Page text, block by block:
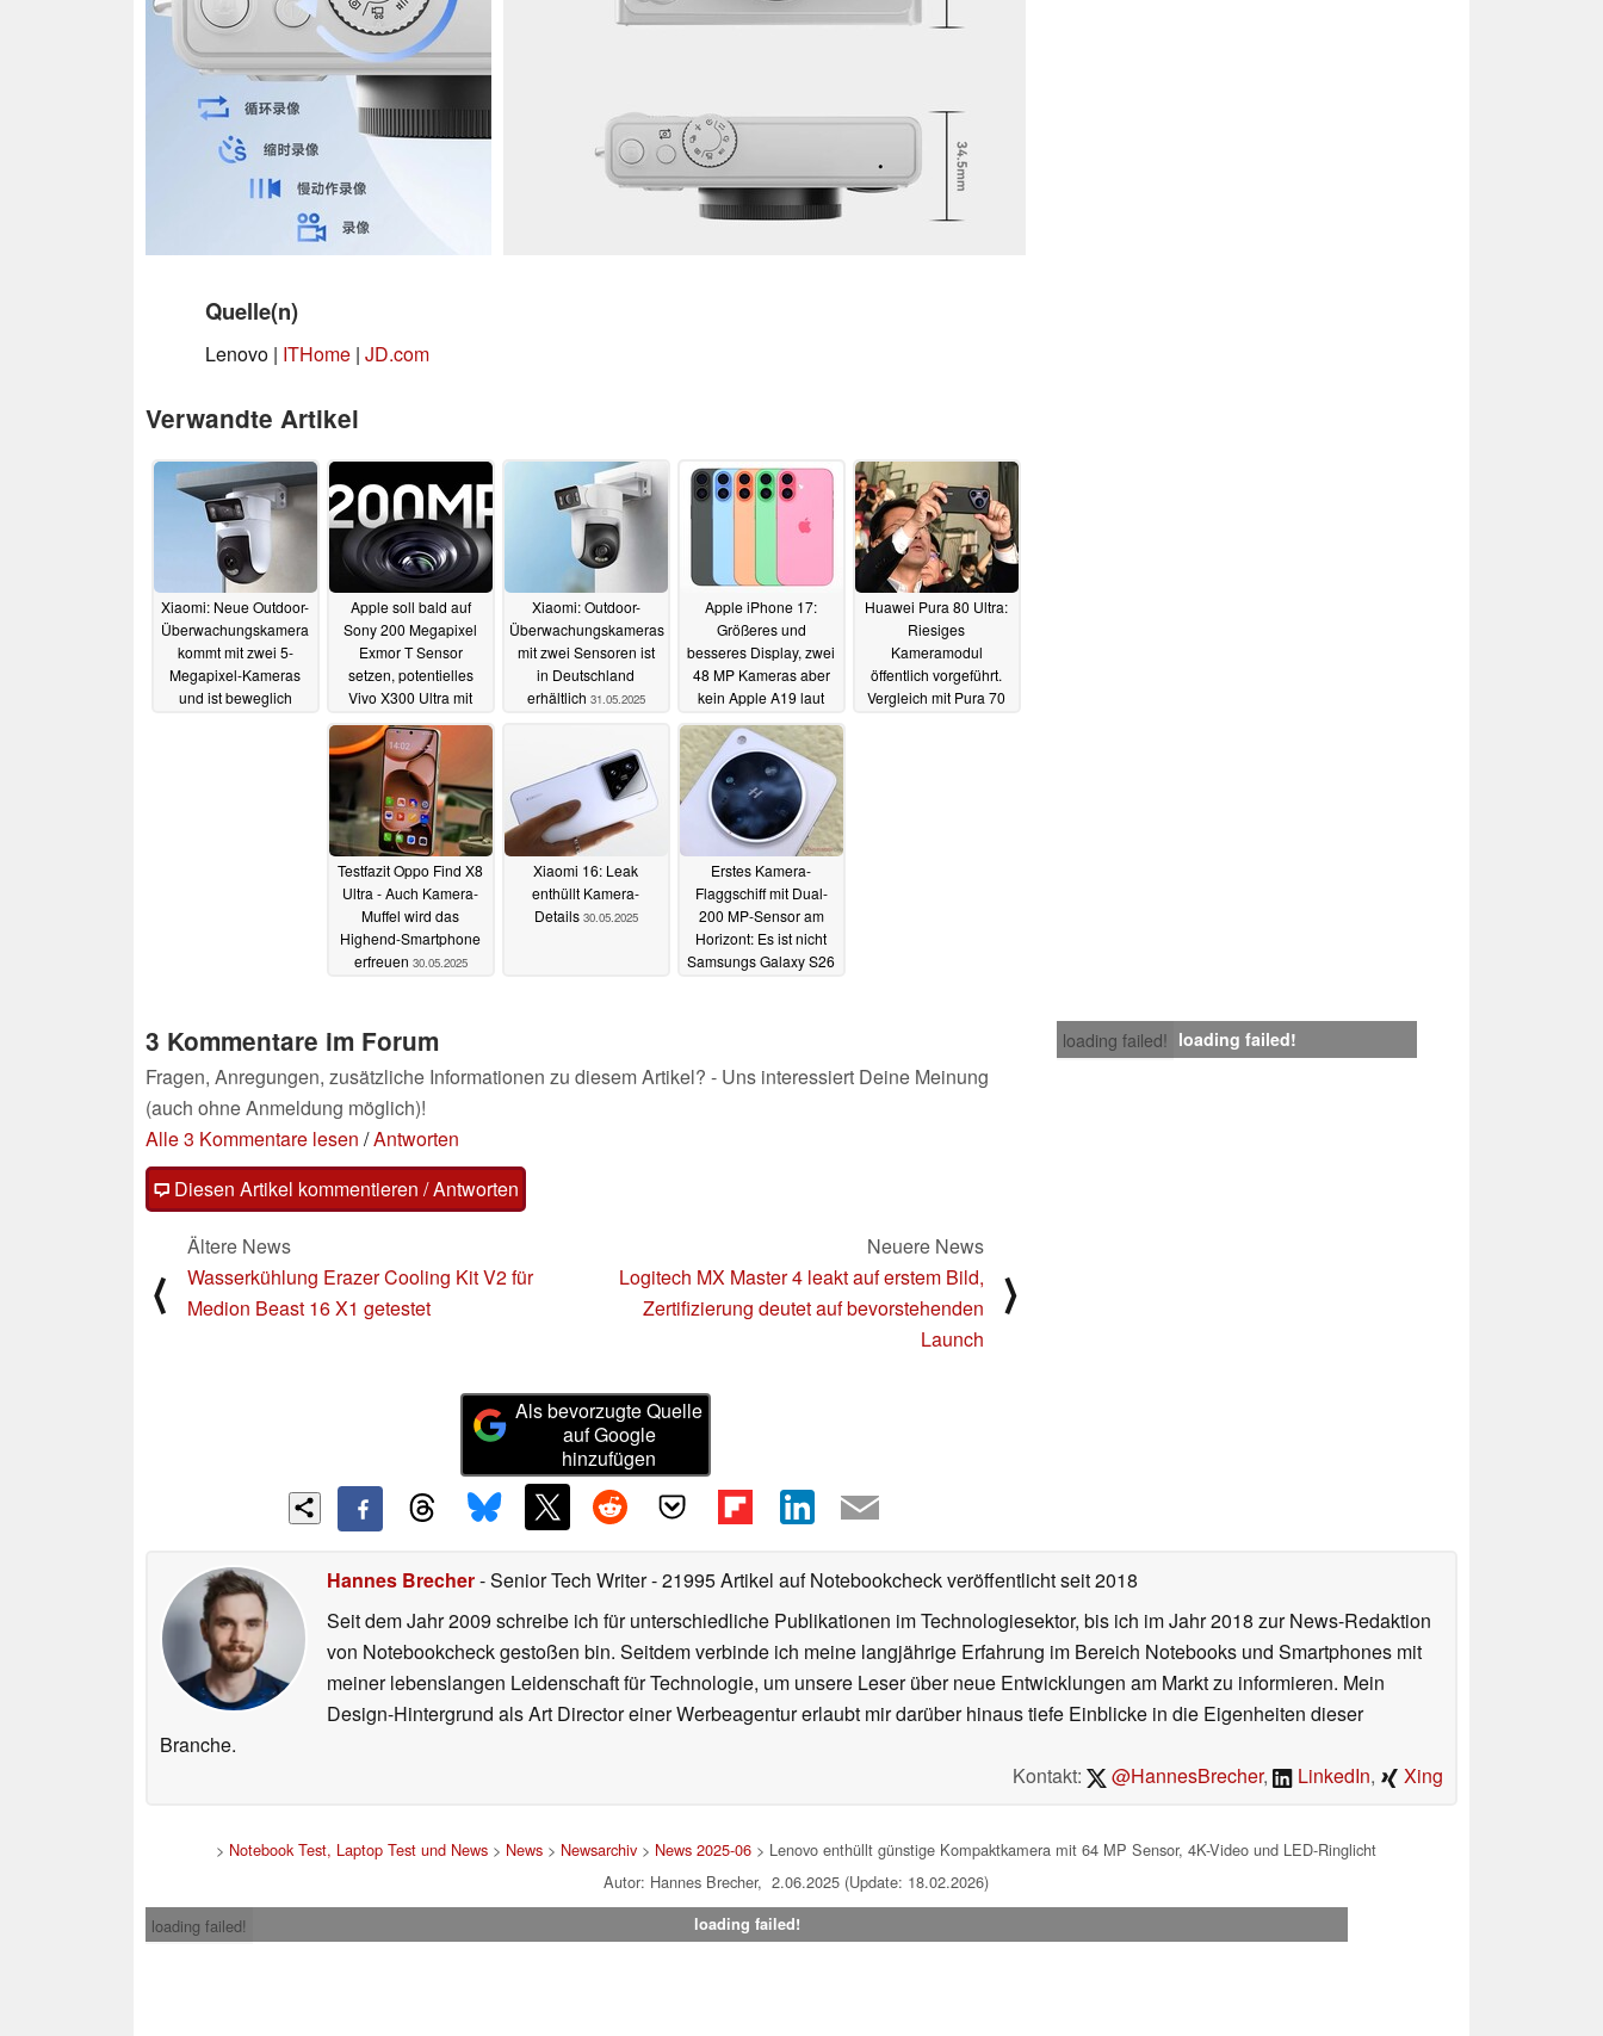
Quelle(n)
Lenovo | ITHome | JD.com
Verwandte Artikel
Xiaomi: Neue Outdoor-
Überwachungskamera
kommt mit zwei 5-
Megapixel-Kameras
und ist beweglich
Apple soll bald auf
Sony 200 Megapixel
Exmor T Sensor
setzen, potentielles
Vivo X300 Ultra mit
geplant01.06.2025
Xiaomi: Outdoor-
Überwachungskameras
mit zwei Sensoren ist
in Deutschland
erhältlich 31.05.2025
Apple iPhone 17:
Größeres und
besseres Display, zwei
48 MP Kameras aber
kein Apple A19 laut
31.05.2025
Huawei Pura 80 Ultra:
Riesiges
Kameramodul
öffentlich vorgeführt.
Vergleich mit Pura 70
Testfazit Oppo Find X8
Ultra - Auch Kamera-
Muffel wird das
Highend-Smartphone
erfreuen 30.05.2025
Xiaomi 16: Leak
enthüllt Kamera-
Details 30.05.2025
Erstes Kamera-
Flaggschiff mit Dual-
200 MP-Sensor am
Horizont: Es ist nicht
Samsungs Galaxy S26
loading failed! loading failed!
3 Kommentare im Forum
Fragen, Anregungen, zusätzliche Informationen zu diesem Artikel? - Uns interessiert Deine Meinung
(auch ohne Anmeldung möglich)!
Alle 3 Kommentare lesen /Antworten
Diesen Artikel kommentieren / Antworten
⟨
Ältere News
Wasserkühlung Erazer Cooling Kit V2 für
Medion Beast 16 X1 getestet
Neuere News
Logitech MX Master 4 leakt auf erstem Bild,
Zertifizierung deutet auf bevorstehenden
Launch
⟩
Als bevorzugte Quelle
auf Google
hinzufügen
Hannes Brecher- Senior Tech Writer- 21995 Artikel auf Notebookcheck veröffentlichtseit 2018
Seit dem Jahr 2009 schreibe ich für unterschiedliche Publikationen im Technologiesektor, bis ich im Jahr 2018 zur News-Redaktion
von Notebookcheck gestoßen bin. Seitdem verbinde ich meine langjährige Erfahrung im Bereich Notebooks und Smartphones mit
meiner lebenslangen Leidenschaft für Technologie, um unsere Leser über neue Entwicklungen am Markt zu informieren. Mein
Design-Hintergrund als Art Director einer Werbeagentur erlaubt mir darüber hinaus tiefe Einblicke in die Eigenheiten dieser
Branche.
Kontakt:
@HannesBrecher, LinkedIn, Xing
> Notebook Test, Laptop Test und News> News> Newsarchiv> News 2025-06> Lenovo enthüllt günstige Kompaktkamera mit 64 MP Sensor, 4K-Video und LED-Ringlicht
Autor: Hannes Brecher, 2.06.2025 (Update: 18.02.2026)
loading failed!
loading failed!